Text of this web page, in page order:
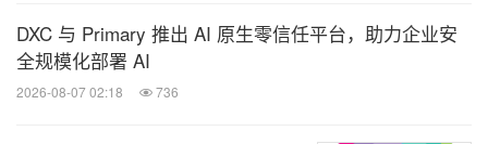
DXC 与 Primary 推出 AI 原生零信任平台，助力企业安
全规模化部署 AI
2026-08-07 02:18 736